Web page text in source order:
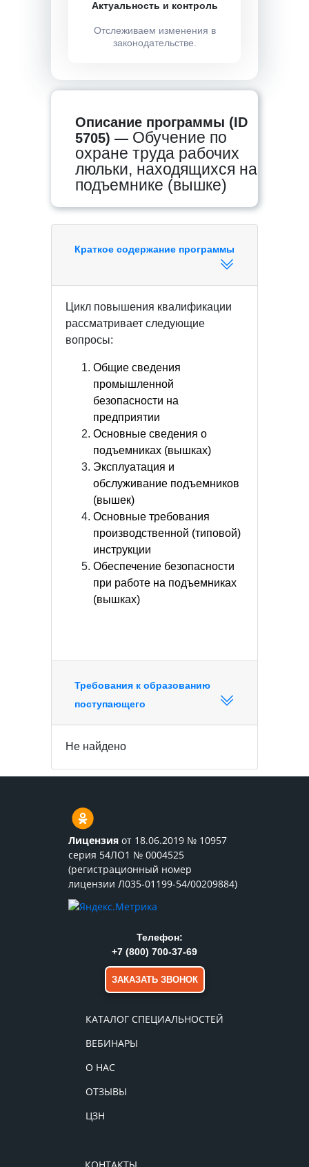
Актуальность и контроль
Отслеживаем изменения в
законодательстве.
Описание программы (ID
5705) — Обучение по
охране труда рабочих
люльки, находящихся на
подъемнике (вышке)
Краткое содержание программы
Цикл повышения квалификации
рассматривает следующие
вопросы:
Общие сведения
промышленной
безопасности на
предприятии
Основные сведения о
подъемниках (вышках)
Эксплуатация и
обслуживание подъемников
(вышек)
Основные требования
производственной (типовой)
инструкции
Обеспечение безопасности
при работе на подъемниках
(вышках)
Требования к образованию
поступающего
Не найдено
Лицензия от 18.06.2019 № 10957
серия 54ЛО1 № 0004525
(регистрационный номер
лицензии Л035-01199-54/00209884)
КАТАЛОГ СПЕЦИАЛЬНОСТЕЙ
ВЕБИНАРЫ
О НАС
ОТЗЫВЫ
ЦЗН
Телефон:
+7 (800) 700-37-69
ЗАКАЗАТЬ ЗВОНОК